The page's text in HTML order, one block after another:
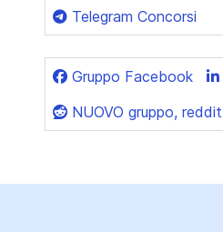
Telegram Concorsi
Gruppo Facebook
NUOVO gruppo, reddit